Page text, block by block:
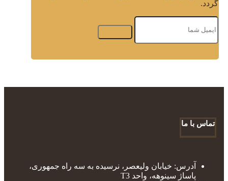
گردد.
تماس با ما
آدرس: خیابان ولیعصر، نرسیده به سه راه جمهوری،
پاساژ سینوهه، واحد T3